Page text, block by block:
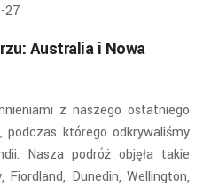
27
Australia i Nowa
z naszego ostatniego
którego odkrywaliśmy
Nasza podróż objęła takie
Dunedin, Wellington,